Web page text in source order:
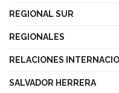
REGIONAL SUR
REGIONALES
RELACIONES
SALVADOR HERRERA